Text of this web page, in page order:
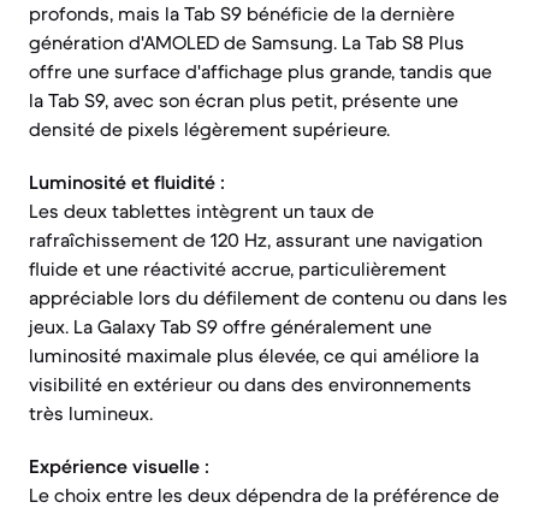
profonds, mais la Tab S9 bénéficie de la dernière
génération d'AMOLED de Samsung. La Tab S8 Plus
offre une surface d'affichage plus grande, tandis que
la Tab S9, avec son écran plus petit, présente une
densité de pixels légèrement supérieure.
Luminosité et fluidité :
Les deux tablettes intègrent un taux de
rafraîchissement de 120 Hz, assurant une navigation
fluide et une réactivité accrue, particulièrement
appréciable lors du défilement de contenu ou dans les
jeux. La Galaxy Tab S9 offre généralement une
luminosité maximale plus élevée, ce qui améliore la
visibilité en extérieur ou dans des environnements
très lumineux.
Expérience visuelle :
Le choix entre les deux dépendra de la préférence de